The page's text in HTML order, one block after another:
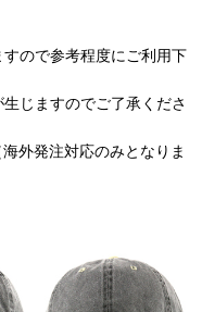
ので参考程度にご利用下
じますのでご了承くださ
外発注対応のみとなりま